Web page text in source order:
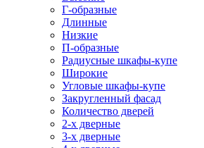
Г-образные
Длинные
Низкие
П-образные
Радиусные шкафы-купе
Широкие
Угловые шкафы-купе
Закругленный фасад
Количество дверей
2-х дверные
3-х дверные